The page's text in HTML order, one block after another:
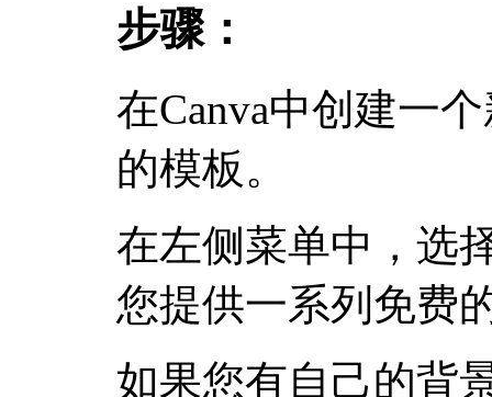
步骤：
在Canva中创建一
的模板。
在左侧菜单中，选
您提供一系列免费
如果您有自己的背